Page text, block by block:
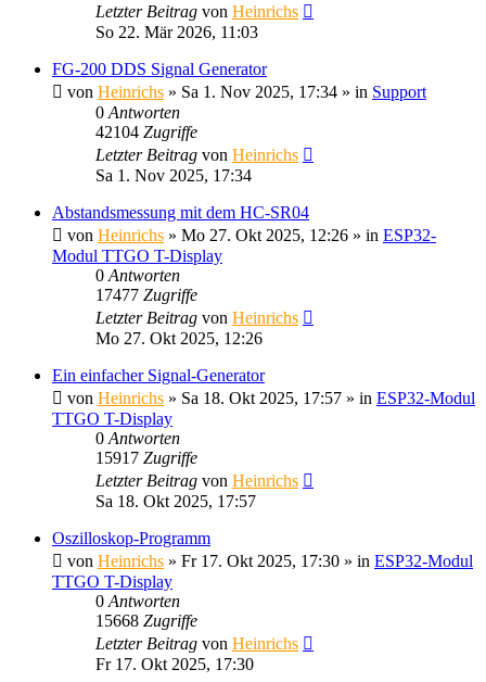
Letzter Beitrag von Heinrichs
So 22. Mär 2026, 11:03
FG-200 DDS Signal Generator
von Heinrichs » Sa 1. Nov 2025, 17:34 » in Support
0 Antworten
42104 Zugriffe
Letzter Beitrag von Heinrichs
Sa 1. Nov 2025, 17:34
Abstandsmessung mit dem HC-SR04
von Heinrichs » Mo 27. Okt 2025, 12:26 » in ESP32-
Modul TTGO T-Display
0 Antworten
17477 Zugriffe
Letzter Beitrag von Heinrichs
Mo 27. Okt 2025, 12:26
Ein einfacher Signal-Generator
von Heinrichs » Sa 18. Okt 2025, 17:57 » in ESP32-Modul
TTGO T-Display
0 Antworten
15917 Zugriffe
Letzter Beitrag von Heinrichs
Sa 18. Okt 2025, 17:57
Oszilloskop-Programm
von Heinrichs » Fr 17. Okt 2025, 17:30 » in ESP32-Modul
TTGO T-Display
0 Antworten
15668 Zugriffe
Letzter Beitrag von Heinrichs
Fr 17. Okt 2025, 17:30